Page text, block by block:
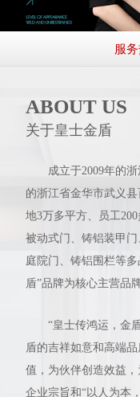
服
ABOUT US
关于皇士金盾
成立于2009年的浙
的浙江省金华市武义
地3万多平方、员工
被动式门、铸铝装甲
庭院门、铸铝围栏等
盾”品牌为核心主营品牌
“皇士传鸿运，金盾
盾的吉祥如意和高端
值，为伙伴创造效益
企业宗旨和“以人为本